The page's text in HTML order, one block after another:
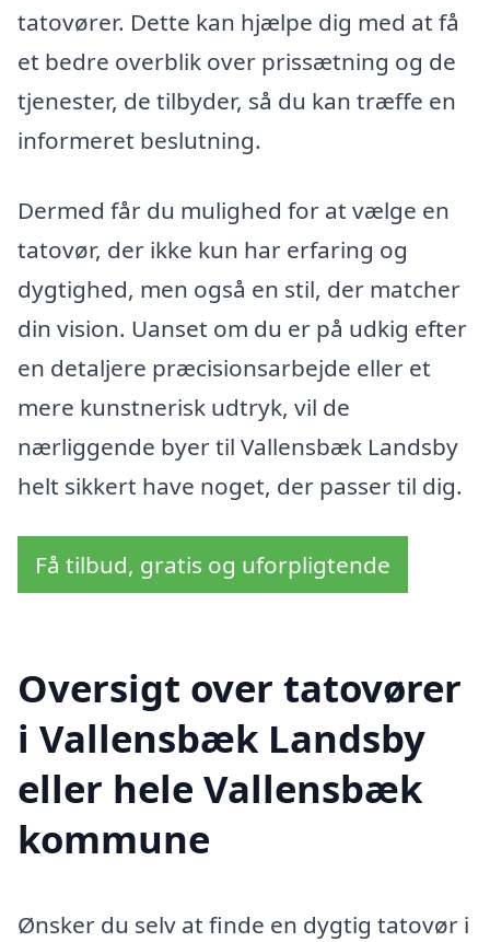
tatovører. Dette kan hjælpe dig med at få
et bedre overblik over prissætning og de
tjenester, de tilbyder, så du kan træffe en
informeret beslutning.
Dermed får du mulighed for at vælge en
tatovør, der ikke kun har erfaring og
dygtighed, men også en stil, der matcher
din vision. Uanset om du er på udkig efter
en detaljere præcisionsarbejde eller et
mere kunstnerisk udtryk, vil de
nærliggende byer til Vallensbæk Landsby
helt sikkert have noget, der passer til dig.
Få tilbud, gratis og uforpligtende
Oversigt over tatovører
i Vallensbæk Landsby
eller hele Vallensbæk
kommune
Ønsker du selv at finde en dygtig tatovør i